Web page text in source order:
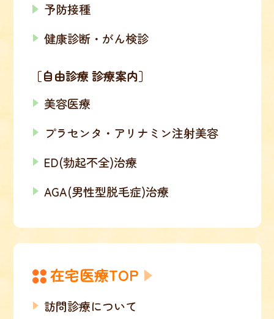
予防接種
健康診断・がん検診
［自由診療 診療案内］
美容医療
プラセンタ・アリナミン注射美容
ED(勃起不全)治療
AGA(男性型脱毛症)治療
在宅医療TOP
訪問診療について